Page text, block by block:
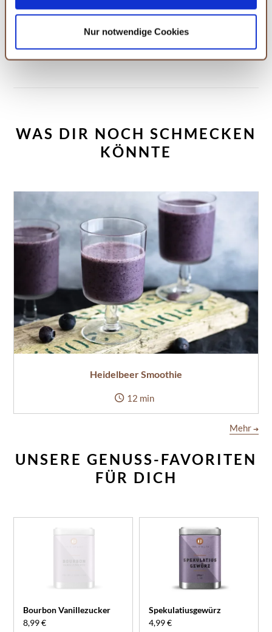
Sie können Ihre Einwilligung selbstverständlich jederzeit
und diese abändern. Die Rechtmäßigkeit der aufgrund
der Einwilligung bis zum Widerruf erfolgten Verarbeitung
wird hiervon nicht berührt. Weitere Informationen finden
Nur notwendige Cookies
Du findest uns auch bei:
WAS DIR NOCH SCHMECKEN
KÖNNTE
Heidelbeer Smoothie
12 min
Mehr ➔
UNSERE GENUSS-FAVORITEN
FÜR DICH
Bourbon Vanillezucker
8,99 €
Spekulatiusgewürz
4,99 €